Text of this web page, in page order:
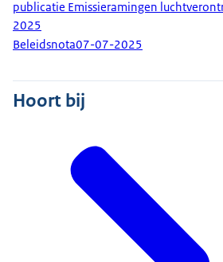
publicatie Emissieramingen
2025
Beleidsnota07-07-2025
Hoort bij